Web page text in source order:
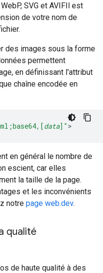
SVG et AVIFIl est
de votre nom de
des images sous la forme
permettent
en définissant l'attribut
chaîne encodée en
data]" >
en général le nombre de
escient, car elles
la taille de la page.
et les inconvénients
notre page web.dev.
qualité
de haute qualité à des